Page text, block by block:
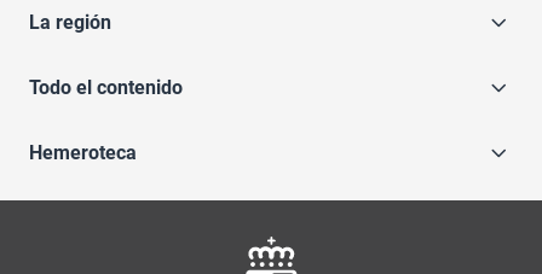
La región
Todo el contenido
Hemeroteca